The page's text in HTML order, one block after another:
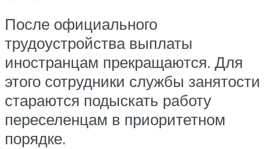
После официального
трудоустройства выплаты
иностранцам прекращаются. Для
этого сотрудники службы занятости
стараются подыскать работу
переселенцам в приоритетном
порядке.